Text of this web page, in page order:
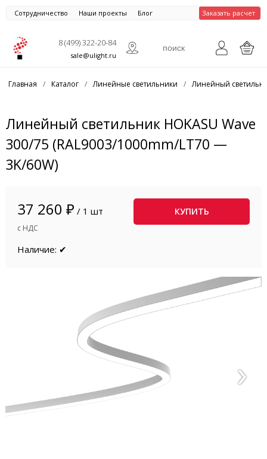
Сотрудничество Наши проекты Блог Заказать расчет
8 (499) 322-20-84
sale@ulight.ru
Главная / Каталог / Линейные светильники / Линейный
Линейный светильник HOKASU Wave
300/75 (RAL9003/1000mm/LT70 —
3K/60W)
37 260 ₽ / 1 шт
с НДС
КУПИТЬ
Наличие: ✔